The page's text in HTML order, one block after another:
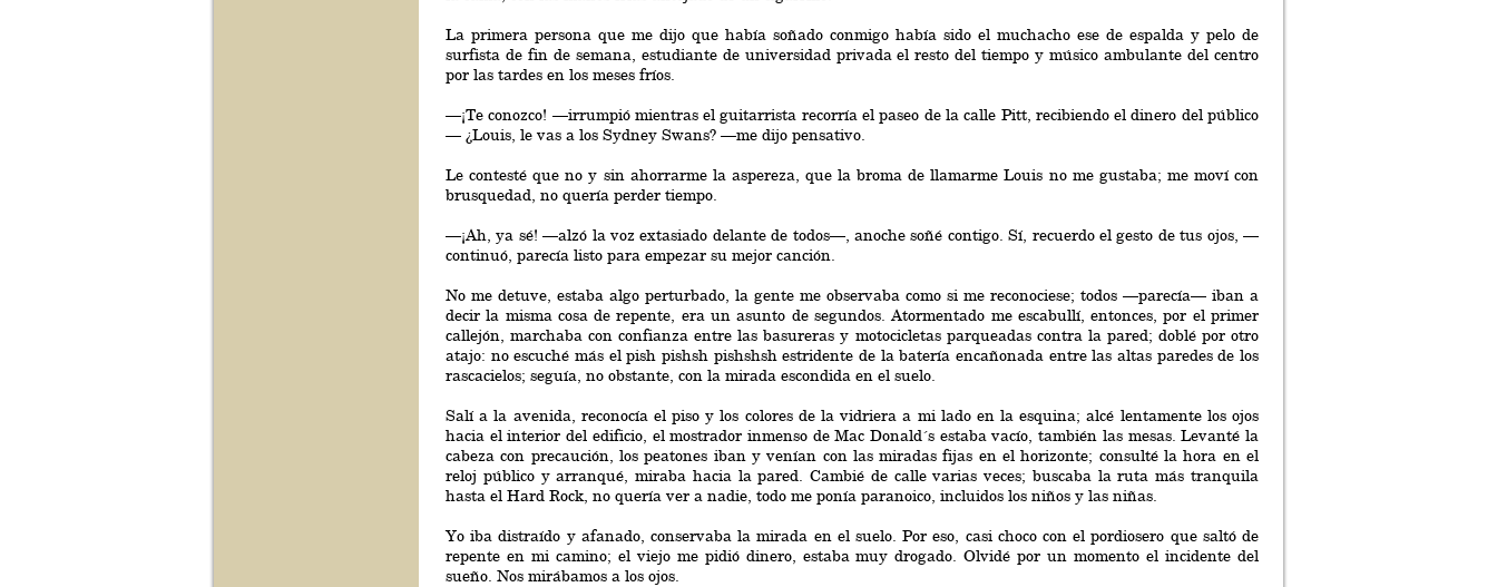
La primera persona que me dijo que había soñado conmigo había sido el muchacho ese de espalda y pelo de
surfista de fin de semana, estudiante de universidad privada el resto del tiempo y músico ambulante del centro
por las tardes en los meses fríos.
—¡Te conozco! —irrumpió mientras el guitarrista recorría el paseo de la calle Pitt, recibiendo el dinero del público
— ¿Louis, le vas a los Sydney Swans? —me dijo pensativo.
Le contesté que no y sin ahorrarme la aspereza, que la broma de llamarme Louis no me gustaba; me moví con
brusquedad, no quería perder tiempo.
—¡Ah, ya sé! —alzó la voz extasiado delante de todos—, anoche soñé contigo. Sí, recuerdo el gesto de tus ojos, —
continuó, parecía listo para empezar su mejor canción.
No me detuve, estaba algo perturbado, la gente me observaba como si me reconociese; todos —parecía— iban a
decir la misma cosa de repente, era un asunto de segundos. Atormentado me escabullí, entonces, por el primer
callejón, marchaba con confianza entre las basureras y motocicletas parqueadas contra la pared; doblé por otro
atajo: no escuché más el pish pishsh pishshsh estridente de la batería encañonada entre las altas paredes de los
rascacielos; seguía, no obstante, con la mirada escondida en el suelo.
Salí a la avenida, reconocía el piso y los colores de la vidriera a mi lado en la esquina; alcé lentamente los ojos
hacia el interior del edificio, el mostrador inmenso de Mac Donald´s estaba vacío, también las mesas. Levanté la
cabeza con precaución, los peatones iban y venían con las miradas fijas en el horizonte; consulté la hora en el
reloj público y arranqué, miraba hacia la pared. Cambié de calle varias veces; buscaba la ruta más tranquila
hasta el Hard Rock, no quería ver a nadie, todo me ponía paranoico, incluidos los niños y las niñas.
Yo iba distraído y afanado, conservaba la mirada en el suelo. Por eso, casi choco con el pordiosero que saltó de
repente en mi camino; el viejo me pidió dinero, estaba muy drogado. Olvidé por un momento el incidente del
sueño. Nos mirábamos a los ojos.